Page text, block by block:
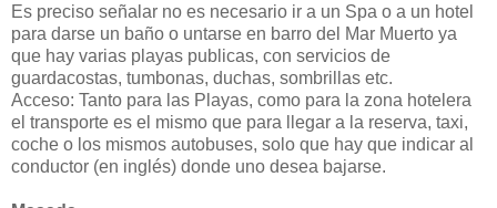
Es preciso señalar no es necesario ir a un Spa o a un hotel
para darse un baño o untarse en barro del Mar Muerto ya
que hay varias playas publicas, con servicios de
guardacostas, tumbonas, duchas, sombrillas etc.
Acceso: Tanto para las Playas, como para la zona hotelera
el transporte es el mismo que para llegar a la reserva, taxi,
coche o los mismos autobuses, solo que hay que indicar al
conductor (en inglés) donde uno desea bajarse.